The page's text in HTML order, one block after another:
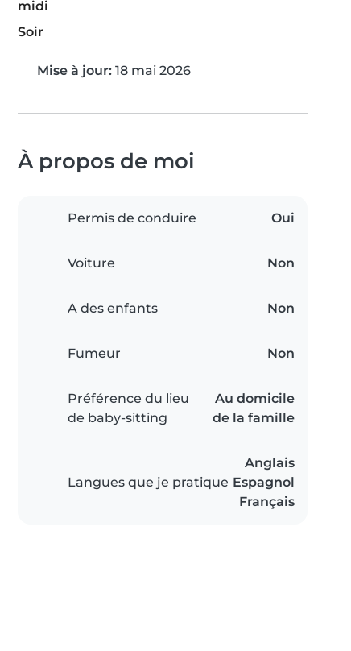
midi
Soir
Mise à jour: 18 mai 2026
À propos de moi
Permis de conduire Oui
Voiture Non
A des enfants Non
Fumeur Non
Préférence du lieu
de baby-sitting
Au domicile
de la famille
Langues que je pratique
Anglais
Espagnol
Français